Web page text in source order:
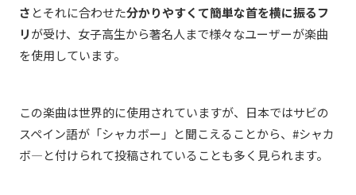
さ とそれに合わせた分かりやすくて簡単な首を横に振るフ
リが受け、女子高生から著名人まで様々なユーザーが楽曲
を使用しています。
この楽曲は世界的に使用されていますが、日本ではサビの
スペイン語が「シャカボー」と聞こえることから、#シャカ
ボ―と付けられて投稿されていることも多く見られます。